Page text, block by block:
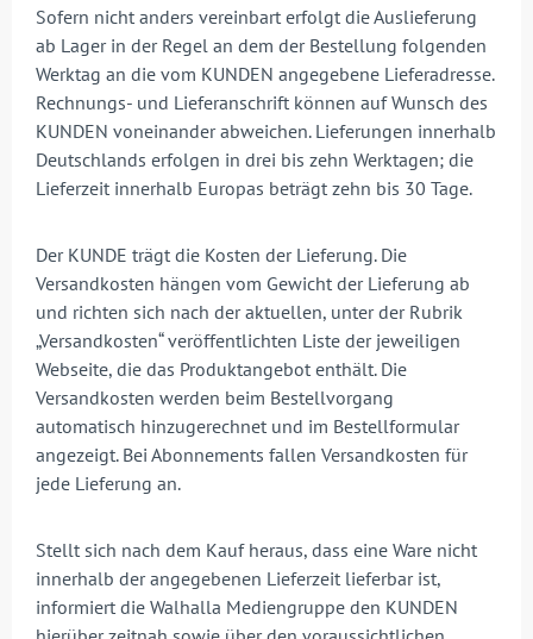
Sofern nicht anders vereinbart erfolgt die Auslieferung
ab Lager in der Regel an dem der Bestellung folgenden
Werktag an die vom KUNDEN angegebene Lieferadresse.
Rechnungs- und Lieferanschrift können auf Wunsch des
KUNDEN voneinander abweichen. Lieferungen innerhalb
Deutschlands erfolgen in drei bis zehn Werktagen; die
Lieferzeit innerhalb Europas beträgt zehn bis 30 Tage.
Der KUNDE trägt die Kosten der Lieferung. Die
Versandkosten hängen vom Gewicht der Lieferung ab
und richten sich nach der aktuellen, unter der Rubrik
„Versandkosten“ veröffentlichten Liste der jeweiligen
Webseite, die das Produktangebot enthält. Die
Versandkosten werden beim Bestellvorgang
automatisch hinzugerechnet und im Bestellformular
angezeigt. Bei Abonnements fallen Versandkosten für
jede Lieferung an.
Stellt sich nach dem Kauf heraus, dass eine Ware nicht
innerhalb der angegebenen Lieferzeit lieferbar ist,
informiert die Walhalla Mediengruppe den KUNDEN